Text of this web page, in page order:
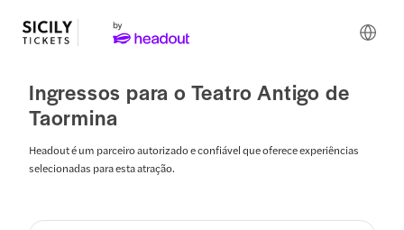
Ingressos para o Teatro Antigo de
Taormina
Headout é um parceiro autorizado e confiável que oferece experiências
selecionadas para esta atração.